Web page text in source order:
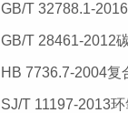
GB/T 32788.1-
GB/T 28461-2012
HB 7736.7-2004复
SJ/T 11197-2013